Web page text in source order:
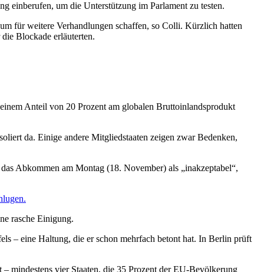
einberufen, um die Unterstützung im Parlament zu testen.
für weitere Verhandlungen schaffen, so Colli. Kürzlich hatten
Blockade erläuterten.
Anteil von 20 Prozent am globalen Bruttoinlandsprodukt
da. Einige andere Mitgliedstaaten zeigen zwar Bedenken,
Abkommen am Montag (18. November) als „inakzeptabel“,
rasche Einigung.
– eine Haltung, die er schon mehrfach betont hat. In Berlin prüft
mindestens vier Staaten, die 35 Prozent der EU-Bevölkerung